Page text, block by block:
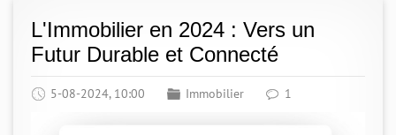
L'Immobilier en 2024 : Vers un
Futur Durable et Connecté
5-08-2024, 10:00 Immobilier 1